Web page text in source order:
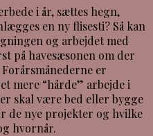
i år, sættes hegn,
en ny flisesti? Så kan
og arbejdet med
på havesæsonen om der
er
mere “hårde” arbejde i
skal være bed eller bygge
de nye projekter og hvilke
hvornår.